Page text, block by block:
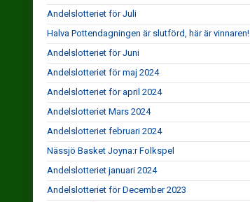
Andelslotteriet för Juli
Halva Pottendagningen är slutförd, här är vinnaren!
Andelslotteriet för Juni
Andelslotteriet för maj 2024
Andelslotteriet för april 2024
Andelslotteriet Mars 2024
Andelslotteriet februari 2024
Nässjö Basket Joyna:r Folkspel
Andelslotteriet januari 2024
Andelslotteriet för December 2023